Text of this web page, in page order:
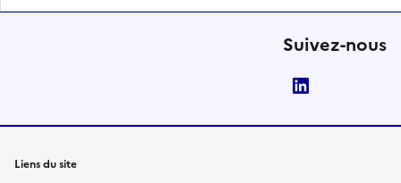
Suivez-nous
Liens du site